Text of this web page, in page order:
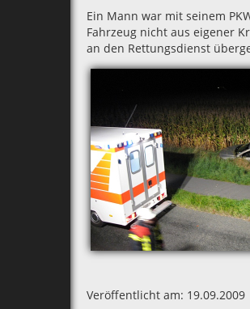
Ein Mann war mit seinem
Fahrzeug nicht aus eigener
an den Rettungsdienst
Veröffentlicht am: 19.09.2009